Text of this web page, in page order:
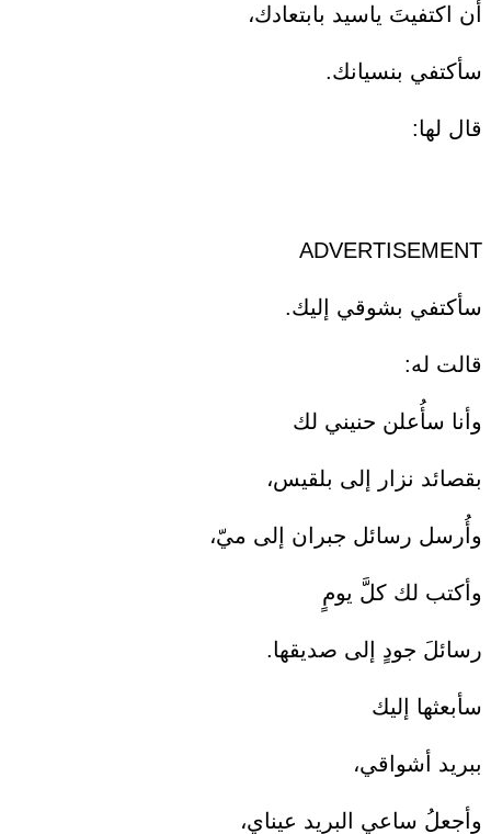
أن اكتفيتَ ياسيد بابتعادك،
سأكتفي بنسيانك.
قال لها:
ADVERTISEMENT
سأكتفي بشوقي إليك.
قالت له:
وأنا سأُعلن حنيني لك
بقصائد نزار إلى بلقيس،
وأُرسل رسائل جبران إلى ميّ،
وأكتب لك كلَّ يومٍ
رسائلَ جودٍ إلى صديقها.
سأبعثها إليك
ببريد أشواقي،
وأجعلُ ساعي البريد عيناي،